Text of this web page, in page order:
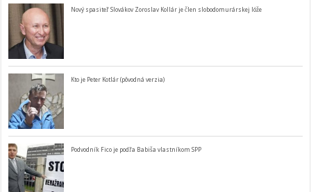
Nový spasiteľ Slovákov Zoroslav Kollár je člen slobodomurárskej lóže
Kto je Peter Kotlár (pôvodná verzia)
Podvodník Fico je podľa Babiša vlastníkom SPP